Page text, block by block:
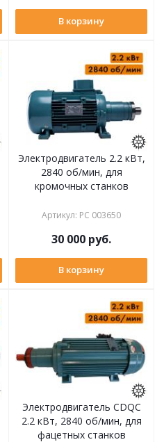
В корзину
Электродвигатель 2.2 кВт,
2840 об/мин, для
кромочных станков
Артикул: РС 003650
30 000 руб.
В корзину
Электродвигатель CDQC
2.2 кВт, 2840 об/мин, для
фацетных станков